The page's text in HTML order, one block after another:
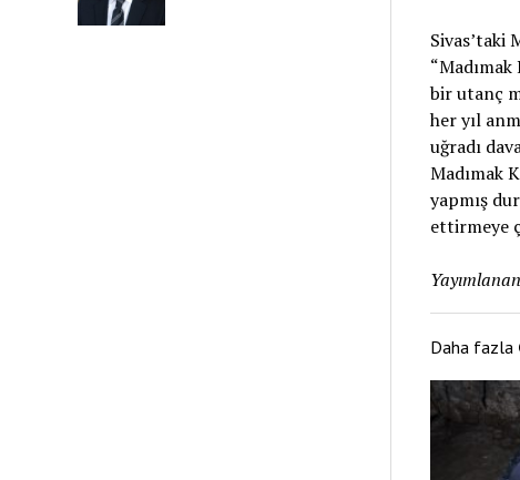
Sivas’taki
bir utanç
her yıl
uğradı
Madımak
yapmış
ettirmeye
Daha fazla